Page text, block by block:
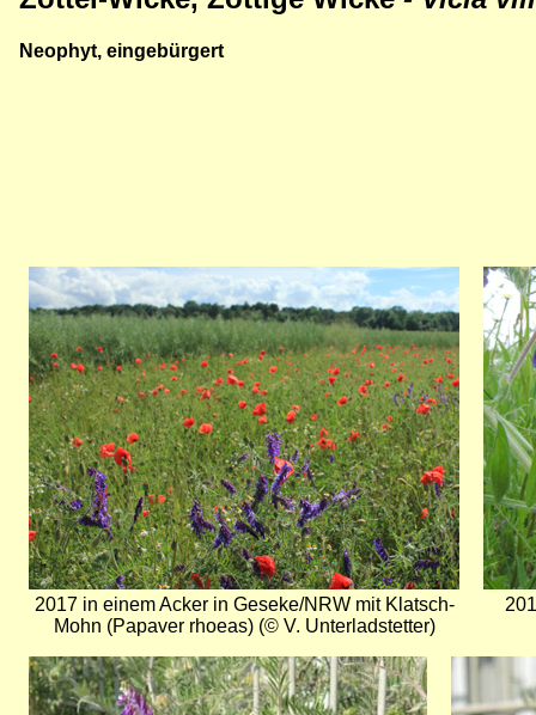
Neophyt, eingebürgert
Bild
2017 in einem Acker in Geseke/NRW mit Klatsch-
Mohn (Papaver rhoeas) (© V. Unterladstetter)
Bild
Bild Bild